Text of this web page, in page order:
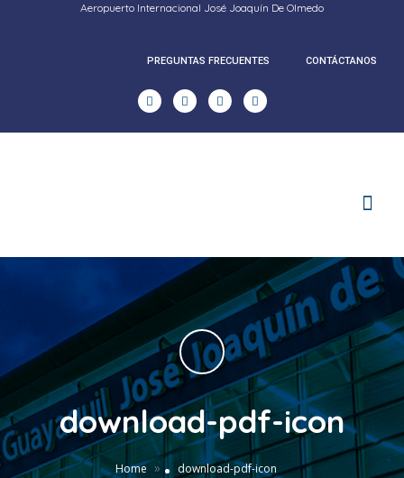
Aeropuerto Internacional José Joaquín De Olmedo
PREGUNTAS FRECUENTES CONTÁCTANOS
download-pdf-icon
Home » download-pdf-icon